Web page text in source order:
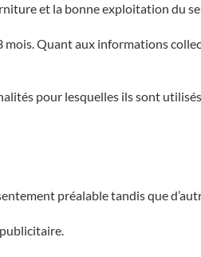
et la bonne exploitation du
mois. Quant aux informations
pour lesquelles ils sont
préalable tandis que